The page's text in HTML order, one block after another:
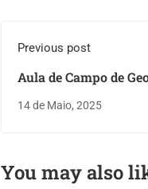
Previous post
Aula de Campo de
14 de Maio, 2025
You may also